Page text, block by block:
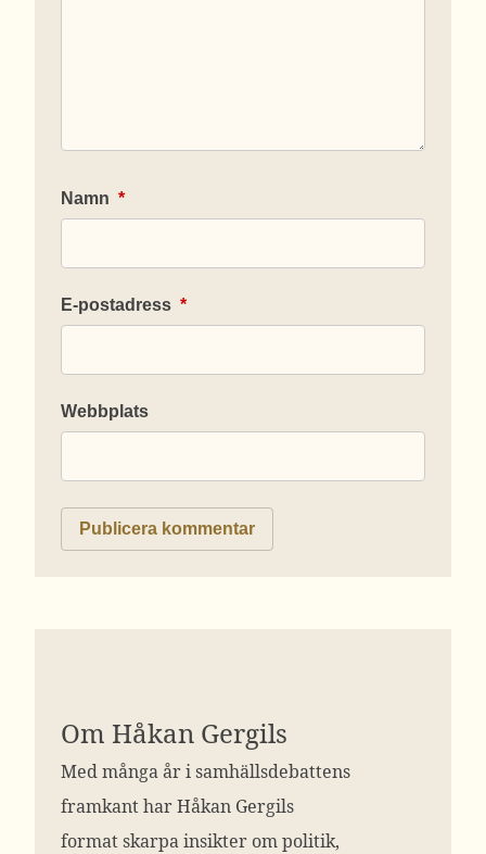
Namn *
E-postadress *
Webbplats
Om Håkan Gergils
Med många år i samhällsdebattens
framkant har Håkan Gergils
format skarpa insikter om politik,